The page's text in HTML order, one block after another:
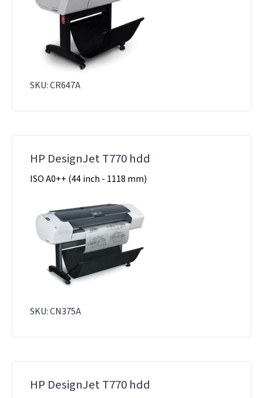
SKU: CR647A
HP DesignJet T770 hdd
ISO A0++ (44 inch - 1118 mm)
SKU: CN375A
HP DesignJet T770 hdd